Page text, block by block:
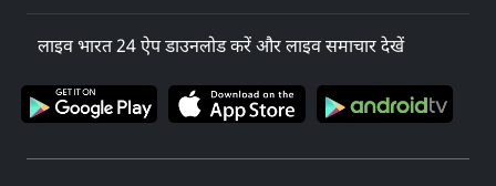
लाइव भारत 24 ऐप डाउनलोड करें और लाइव समाचार देखें